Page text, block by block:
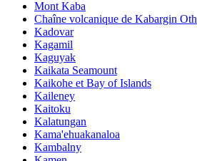
Mont Kaba
Chaîne volcanique de Kabargin Oth
Kadovar
Kagamil
Kaguyak
Kaikata Seamount
Kaikohe et Bay of Islands
Kaileney
Kaitoku
Kalatungan
Kama'ehuakanaloa
Kambalny